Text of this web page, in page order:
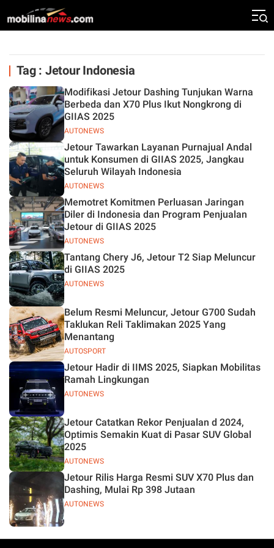
Tag : Jetour Indonesia
AUTONEWS
Modifikasi Jetour Dashing Tunjukan Warna
Berbeda dan X70 Plus Ikut Nongkrong di
GIIAS 2025
AUTONEWS
Jetour Tawarkan Layanan Purnajual Andal
untuk Konsumen di GIIAS 2025, Jangkau
Seluruh Wilayah Indonesia
AUTONEWS
Memotret Komitmen Perluasan Jaringan
Diler di Indonesia dan Program Penjualan
Jetour di GIIAS 2025
AUTONEWS
Tantang Chery J6, Jetour T2 Siap Meluncur
di GIIAS 2025
AUTOSPORT
Belum Resmi Meluncur, Jetour G700 Sudah
Taklukan Reli Taklimakan 2025 Yang
Menantang
AUTONEWS
Jetour Hadir di IIMS 2025, Siapkan Mobilitas
Ramah Lingkungan
AUTONEWS
Jetour Catatkan Rekor Penjualan d 2024,
Optimis Semakin Kuat di Pasar SUV Global
2025
AUTONEWS
Jetour Rilis Harga Resmi SUV X70 Plus dan
Dashing, Mulai Rp 398 Jutaan